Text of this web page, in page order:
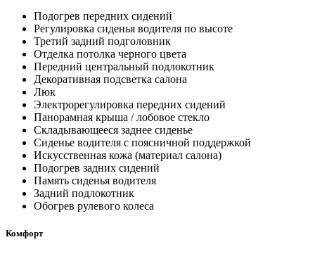
Подогрев передних сидений
Регулировка сиденья водителя по высоте
Третий задний подголовник
Отделка потолка черного цвета
Передний центральный подлокотник
Декоративная подсветка салона
Люк
Электрорегулировка передних сидений
Панорамная крыша / лобовое стекло
Складывающееся заднее сиденье
Сиденье водителя с поясничной поддержкой
Искусственная кожа (материал салона)
Подогрев задних сидений
Память сиденья водителя
Задний подлокотник
Обогрев рулевого колеса
Комфорт